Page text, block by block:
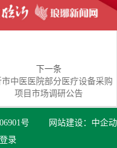
下一条
市中医医院部分医疗设备采购
项目市场调研公告
号 网站建设： 中企动
录